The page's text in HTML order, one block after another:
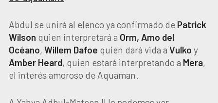
Abdul se unirá al elenco ya confirmado de Patrick
Wilson quien interpretará a Orm, Amo del
Océano, Willem Dafoe quien dará vida a Vulko y
Amber Heard, quien estará interpretando a Mera,
el interés amoroso de Aquaman.